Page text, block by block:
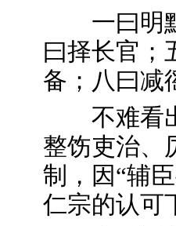
一曰明黜
曰择长官；
备；八曰减
不难看出
整饬吏治、
制，因“辅
仁宗的认可